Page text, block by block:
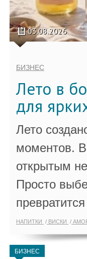
03.08.2026
БИЗНЕС
Лето в
для
Лето
моментов.
открытым
Просто
НАПИТКИ ВИСКИ
БИЗНЕС